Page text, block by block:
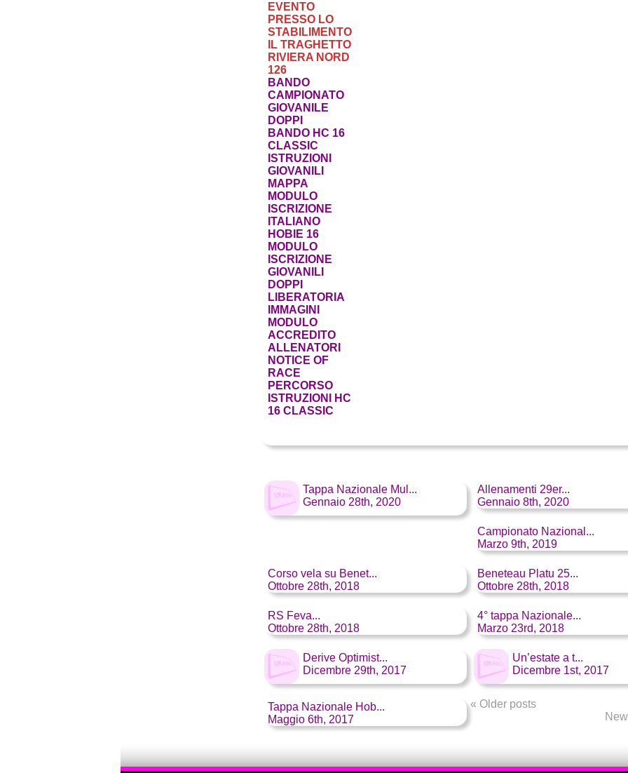
EVENTO
PRESSO LO
STABILIMENTO
IL TRAGHETTO
RIVIERA NORD
126
BANDO
CAMPIONATO
GIOVANILE
DOPPI
BANDO HC 16
CLASSIC
ISTRUZIONI
GIOVANILI
MAPPA
MODULO
ISCRIZIONE
ITALIANO
HOBIE 16
MODULO
ISCRIZIONE
GIOVANILI
DOPPI
LIBERATORIA
IMMAGINI
MODULO
ACCREDITO
ALLENATORI
NOTICE OF
RACE
PERCORSO
ISTRUZIONI HC
16 CLASSIC
Tappa Nazionale Mul...
Gennaio 28th, 2020
Allenamenti 29er...
Gennaio 8th, 2020
Campionato Nazional...
Marzo 9th, 2019
Corso vela su Benet...
Ottobre 28th, 2018
Beneteau Platu 25...
Ottobre 28th, 2018
RS Feva...
Ottobre 28th, 2018
4° tappa Nazionale...
Marzo 23rd, 2018
Derive Optimist...
Dicembre 29th, 2017
Un’estate a t...
Dicembre 1st, 2017
Tappa Nazionale Hob...
Maggio 6th, 2017
« Older posts